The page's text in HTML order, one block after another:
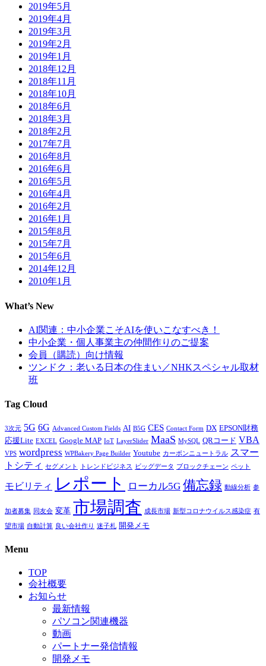
2019年5月
2019年4月
2019年3月
2019年2月
2019年1月
2018年12月
2018年11月
2018年10月
2018年6月
2018年3月
2018年2月
2017年7月
2016年8月
2016年6月
2016年5月
2016年4月
2016年2月
2016年1月
2015年8月
2015年7月
2015年6月
2014年12月
2010年1月
What’s New
AI関連：中小企業こそAIを使いこなすべき！
中小企業・個人事業主の仲間作りのご提案
会員（購読）向け情報
ツンドク：老いる日本の住まい／NHKスペシャル取材
班
Tag Cloud
3次元 5G 6G Advanced Custom Fields AI B5G CES Contact Form DX EPSON財務
応援Lite EXCEL Google MAP IoT LayerSlider MaaS MySQL QRコード VBA
VPS wordpress WPBakery Page Builder Youtube カーボンニュートラル スマー
トシティ
セグメント トレンドビジネス ビッグデータ ブロックチェーン ペット
モビリティ レポート ローカル5G 備忘録 動線分析 参
加者募集 同友会 変革 市場調査 成長市場 新型コロナウイルス感染症 有
望市場 自動計算 良い会社作り 迷子札 開発メモ
Menu
TOP
会社概要
お知らせ
最新情報
パソコン関連機器
動画
パートナー発信情報
開発メモ